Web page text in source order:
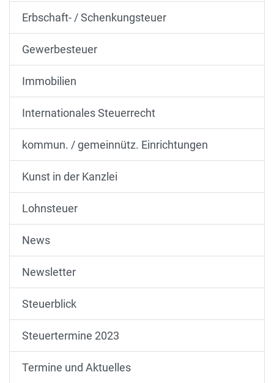
Erbschaft- / Schenkungsteuer
Gewerbesteuer
Immobilien
Internationales Steuerrecht
kommun. / gemeinnütz. Einrichtungen
Kunst in der Kanzlei
Lohnsteuer
News
Newsletter
Steuerblick
Steuertermine 2023
Termine und Aktuelles